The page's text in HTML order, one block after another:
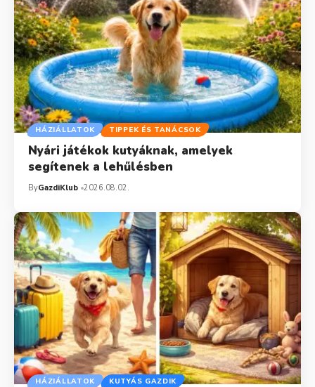
HÁZIÁLLATOK TIPPEK ÉS TANÁCSOK
Nyári játékok kutyáknak, amelyek
segítenek a lehűlésben
ByGazdiKlub 2026.08.02.
HÁZIÁLLATOK KUTYÁS GAZDIK